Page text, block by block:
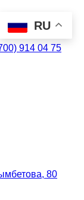
914 04 75
80
RU